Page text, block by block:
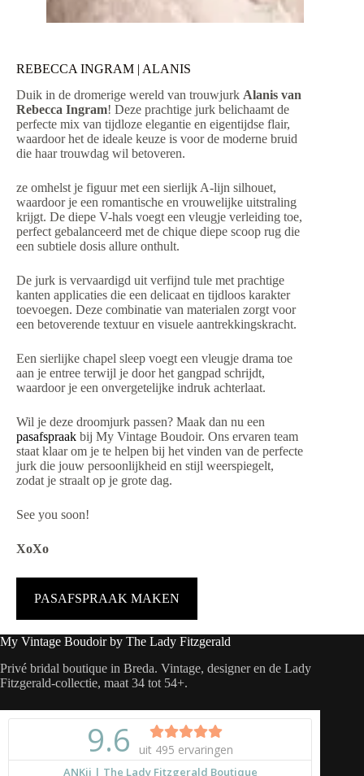
REBECCA INGRAM | ALANIS
Duik in de dromerige wereld van trouwjurk Alanis van
Rebecca Ingram! Deze prachtige jurk belichaamt de
perfecte mix van tijdloze elegantie en eigentijdse flair,
waardoor het de ideale keuze is voor de moderne bruid
die haar trouwdag wil betoveren.
ze omhelst je figuur met een sierlijk A-lijn silhouet,
waardoor je een romantische en vrouwelijke uitstraling
krijgt. De diepe V-hals voegt een vleugje verleiding toe,
perfect gebalanceerd met de chique diepe scoop rug die
een subtiele dosis allure onthult.
De jurk is vervaardigd uit verfijnd tule met prachtige
kanten applicaties die een delicaat en tijdloos karakter
toevoegen. Deze combinatie van materialen zorgt voor
een betoverende textuur en visuele aantrekkingskracht.
Een sierlijke chapel sleep voegt een vleugje drama toe
aan je entree terwijl je door het gangpad schrijdt,
waardoor je een onvergetelijke indruk achterlaat.
Wil je deze droomjurk passen? Maak dan nu een
pasafspraak bij My Vintage Boudoir. Ons ervaren team
staat klaar om je te helpen bij het vinden van de perfecte
jurk die jouw persoonlijkheid en stijl weerspiegelt,
zodat je straalt op je grote dag.
See you soon!
XoXo
PASAFSPRAAK MAKEN
My Vintage Boudoir by The Lady Fitzgerald
Privé bridal boutique in Breda. Vintage, designer en de Lady
Fitzgerald-collectie, maat 34 tot 54+.